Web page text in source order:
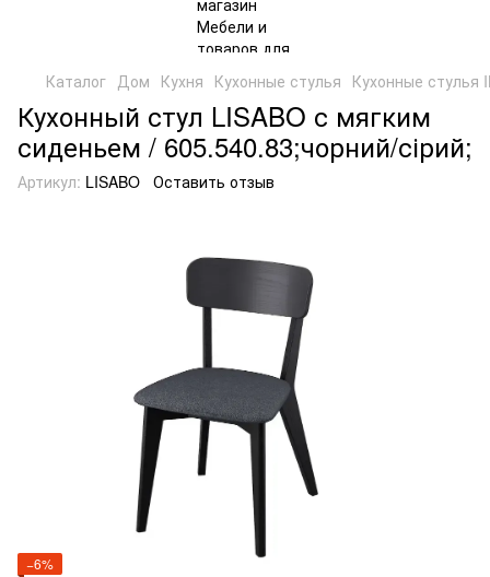
Каталог Дом Кухня Кухонные стулья Кухонные стулья
Кухонный стул LISABO с мягким
сиденьем / 605.540.83;чорний/сірий;
Артикул: LISABO Оставить отзыв
−6%